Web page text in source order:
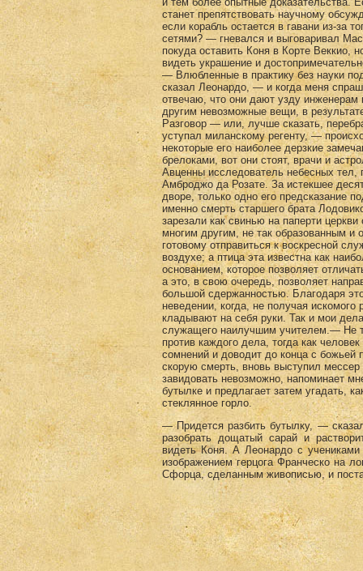
станет препятство­вать научному
если корабль остается в гавани из-за
сетями? — гневался и выговаривал
покуда оставить Коня в Корте Веккио,
ви­деть украшение и
— Влюбленные в практику без науки
сказал Леонардо, — и когда меня
отвечаю, что они дают узду
другим невозможные вещи, в
Разговор — или, лучше сказать,
уступал ми­ланскому регенту, —
некоторые его наиболее дерзкие
брелоками, вот они стоят, врачи и
Авценны исследователь небесных
Амброджо да Розате. За истекшее
дворе, только одно его предсказание
именно смерть старшего брата
зарезали как свинью на папер­ти
многим другим, не так образованным и
готовому отправиться к воскресной
воздухе; а птица эта известна как
основанием, которое позво­ляет
а это, в свою очередь, позволяет
большой сдержанностью. Благодаря
неведении, когда, не получая
кладывают на себя руки. Так и мои
служа­щего наилучшим учителем.— Не
против каждого дела, тогда как
сомнений и доводит до конца с
скорую смерть, вновь выступил
завидовать невозможно, напоминает
бутылке и предла­гает затем угадать,
стеклянное горло.
— Придется разбить бутылку, —
разо­брать дощатый сарай и
видеть Коня. А Лео­нардо с
изображением герцога Франческо на
Сфорца, сделанным живописью, и